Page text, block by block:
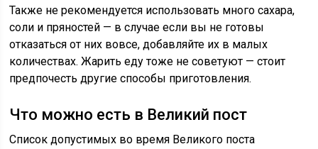
Также не рекомендуется использовать много сахара,
соли и пряностей — в случае если вы не готовы
отказаться от них вовсе, добавляйте их в малых
количествах. Жарить еду тоже не советуют — стоит
предпочесть другие способы приготовления.
Что можно есть в Великий пост
Список допустимых во время Великого поста